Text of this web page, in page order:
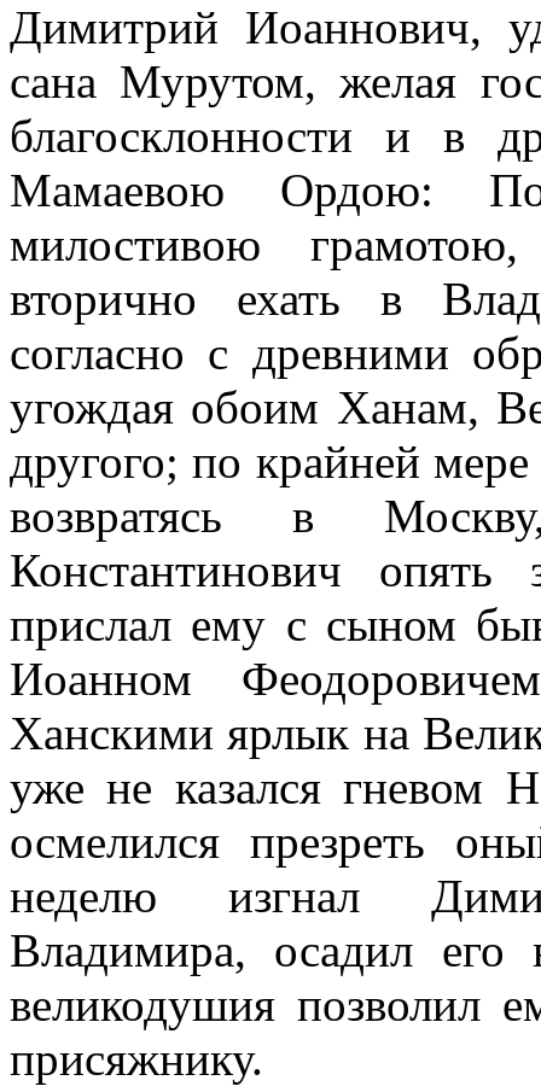
Димитрий Иоаннович,
сана Мурутом, желая
благосклонности и в
Мамаевою Ордою:
милостивою
вторично ехать в
согласно с древними
угождая обоим Ханам,
другого; по крайней
возвратясь в
Константинович
прислал ему с сыном
Иоанном
Ханскими ярлык на
уже не казался гневом
осмелился презреть
неделю изгнал
Владимира, осадил его
великодушия позволил
присяжнику.